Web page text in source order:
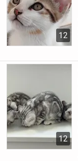
12
12